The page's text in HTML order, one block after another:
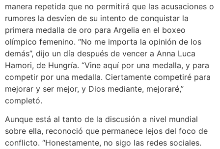
manera repetida que no permitirá que las acusaciones o
rumores la desvíen de su intento de conquistar la
primera medalla de oro para Argelia en el boxeo
olímpico femenino. “No me importa la opinión de los
demás”, dijo un día después de vencer a Anna Luca
Hamori, de Hungría. “Vine aquí por una medalla, y para
competir por una medalla. Ciertamente competiré para
mejorar y ser mejor, y Dios mediante, mejoraré,”
completó.
Aunque está al tanto de la discusión a nivel mundial
sobre ella, reconoció que permanece lejos del foco de
conflicto. “Honestamente, no sigo las redes sociales.